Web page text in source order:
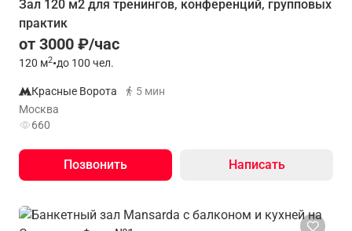
Зал 120 м2 для тренингов, конференций, групповых
практик
от 3000 ₽/час
120 м2•до 100 чел.
Красные Ворота
5 мин
Москва
660
Позвонить Написать